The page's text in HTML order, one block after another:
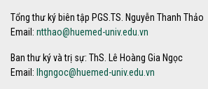
Tổng thư ký biên tập PGS.TS. Nguyễn Thanh Thảo
Email: ntthao@huemed-univ.edu.vn
Ban thư ký và trị sự: ThS. Lê Hoàng Gia Ngọc
Email: lhgngoc@huemed-univ.edu.vn